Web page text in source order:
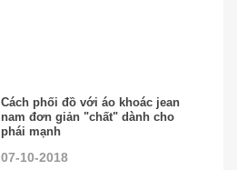
Cách phối đồ với áo khoác jean
nam đơn giản "chất" dành cho
phái mạnh
07-10-2018